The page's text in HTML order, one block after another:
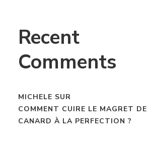
Recent
Comments
MICHELE SUR
COMMENT CUIRE LE MAGRET DE
CANARD À LA PERFECTION ?